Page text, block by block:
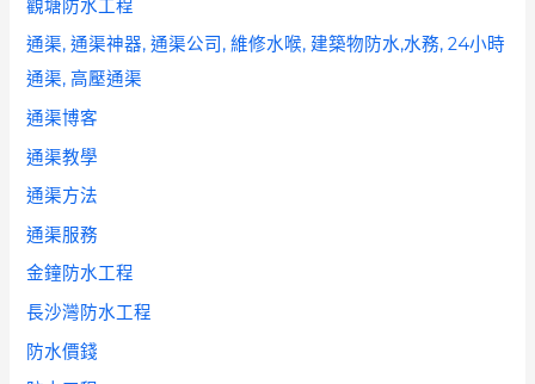
觀塘防水工程
通渠, 通渠神器, 通渠公司, 維修水喉, 建築物防水,水務, 24小時
通渠, 高壓通渠
通渠博客
通渠教學
通渠方法
通渠服務
金鐘防水工程
長沙灣防水工程
防水價錢